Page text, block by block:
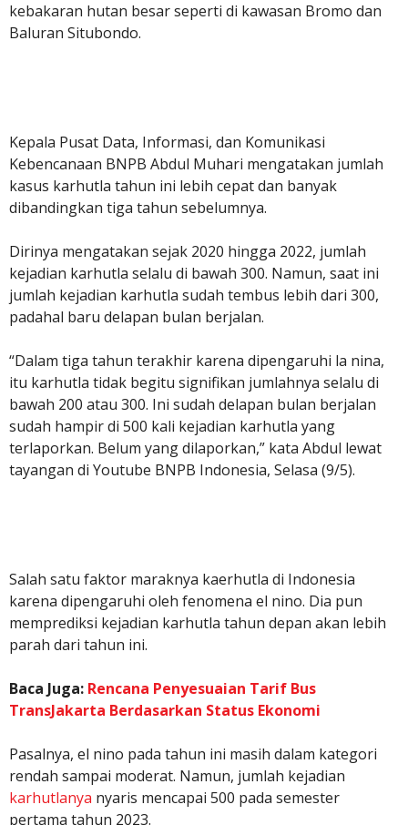
kebakaran hutan besar seperti di kawasan Bromo dan
Baluran Situbondo.
Kepala Pusat Data, Informasi, dan Komunikasi
Kebencanaan BNPB Abdul Muhari mengatakan jumlah
kasus karhutla tahun ini lebih cepat dan banyak
dibandingkan tiga tahun sebelumnya.
Dirinya mengatakan sejak 2020 hingga 2022, jumlah
kejadian karhutla selalu di bawah 300. Namun, saat ini
jumlah kejadian karhutla sudah tembus lebih dari 300,
padahal baru delapan bulan berjalan.
“Dalam tiga tahun terakhir karena dipengaruhi la nina,
itu karhutla tidak begitu signifikan jumlahnya selalu di
bawah 200 atau 300. Ini sudah delapan bulan berjalan
sudah hampir di 500 kali kejadian karhutla yang
terlaporkan. Belum yang dilaporkan,” kata Abdul lewat
tayangan di Youtube BNPB Indonesia, Selasa (9/5).
Salah satu faktor maraknya kaerhutla di Indonesia
karena dipengaruhi oleh fenomena el nino. Dia pun
memprediksi kejadian karhutla tahun depan akan lebih
parah dari tahun ini.
Baca Juga: Rencana Penyesuaian Tarif Bus
TransJakarta Berdasarkan Status Ekonomi
Pasalnya, el nino pada tahun ini masih dalam kategori
rendah sampai moderat. Namun, jumlah kejadian
karhutlanya nyaris mencapai 500 pada semester
pertama tahun 2023.